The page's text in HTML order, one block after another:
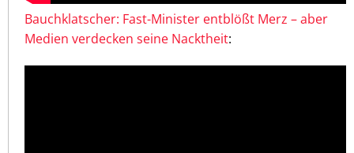
Bauchklatscher: Fast-Minister entblößt Merz – aber
Medien verdecken seine Nacktheit: